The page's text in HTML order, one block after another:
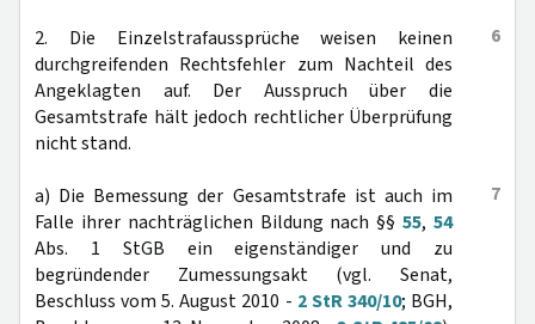
6
2. Die Einzelstrafaussprüche weisen keinen
durchgreifenden Rechtsfehler zum Nachteil des
Angeklagten auf. Der Ausspruch über die
Gesamtstrafe hält jedoch rechtlicher Überprüfung
nicht stand.
7
a) Die Bemessung der Gesamtstrafe ist auch im
Falle ihrer nachträglichen Bildung nach §§55,54
Abs. 1 StGB ein eigenständiger und zu
begründender Zumessungsakt (vgl. Senat,
Beschluss vom 5. August 2010 - 2 StR 340/10; BGH,